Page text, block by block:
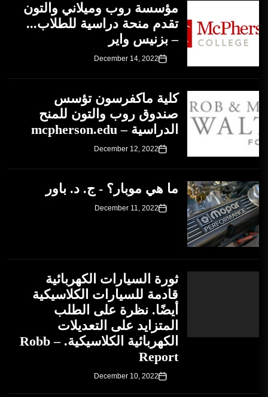
مؤسسة روب وميلاني والتون
تقدم منحة دراسية للطلاب...
– بزنيس واير
December 14, 2022
كلية ماكفرسون تؤسس
صندوق روب والتون للمنح
الدراسية – mcpherson.edu
December 12, 2022
ما هي موبار؟ - ج. د. باور
December 11, 2022
ثورة السيارات الكهربائية
قادمة للسيارات الكلاسيكية
أيضًا. نظرة على الطلب
المتزايد على التعديلات
الكهربائية الكلاسيكية. – Robb
Report
December 10, 2022